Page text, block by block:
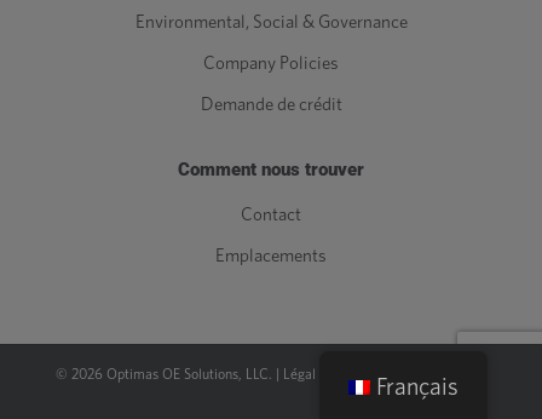
Environmental, Social & Governance
Company Policies
Demande de crédit
Comment nous trouver
Contact
Emplacements
© 2026 Optimas OE Solutions, LLC. | Légal
Français